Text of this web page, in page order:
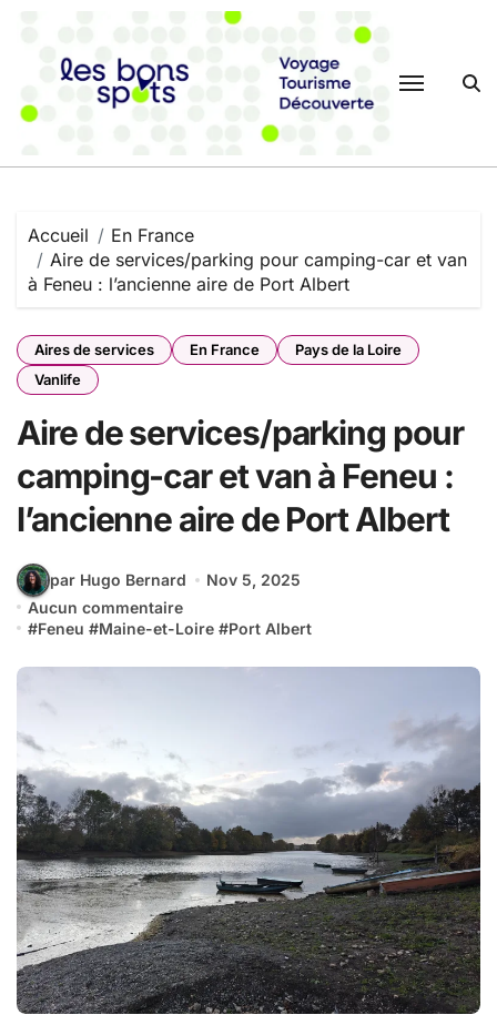
contenu
Accueil
En France
Aire de services/parking pour camping-car et van
à Feneu : l’ancienne aire de Port Albert
Aires de services En France
Pays de la Loire
Vanlife
Aire de services/parking pour
camping-car et van à Feneu :
l’ancienne aire de Port Albert
par Hugo Bernard
Nov 5, 2025
Aucun commentaire
#Feneu #Maine-et-Loire #Port Albert